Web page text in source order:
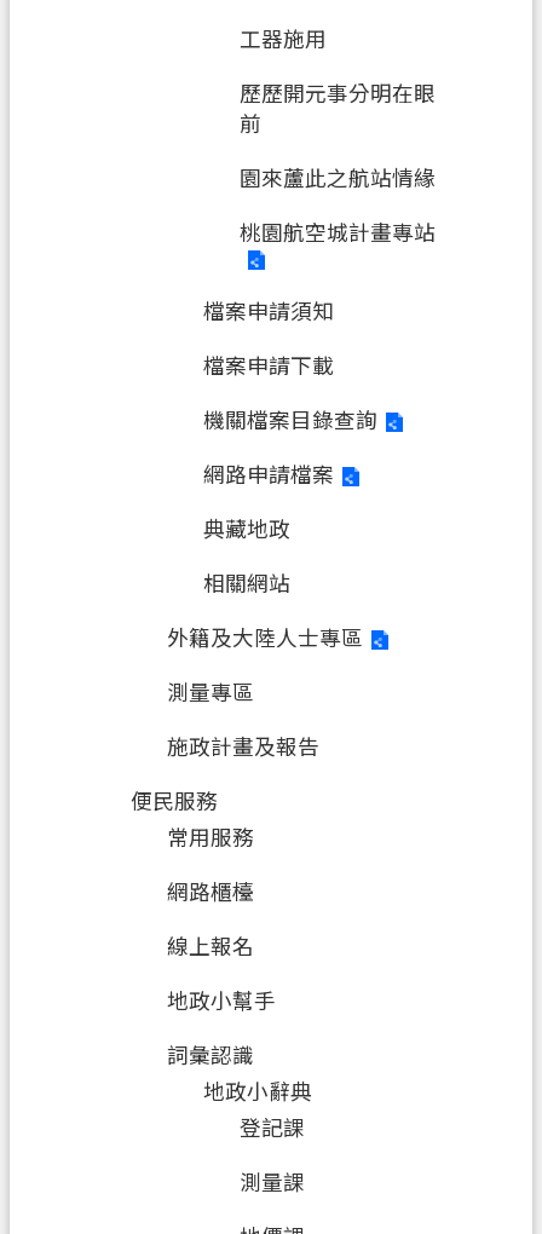
工器施用
歷歷開元事分明在眼
前
園來蘆此之航站情緣
桃園航空城計畫專站
檔案申請須知
檔案申請下載
機關檔案目錄查詢
網路申請檔案
典藏地政
相關網站
外籍及大陸人士專區
測量專區
施政計畫及報告
便民服務
常用服務
網路櫃檯
線上報名
地政小幫手
詞彙認識
地政小辭典
登記課
測量課